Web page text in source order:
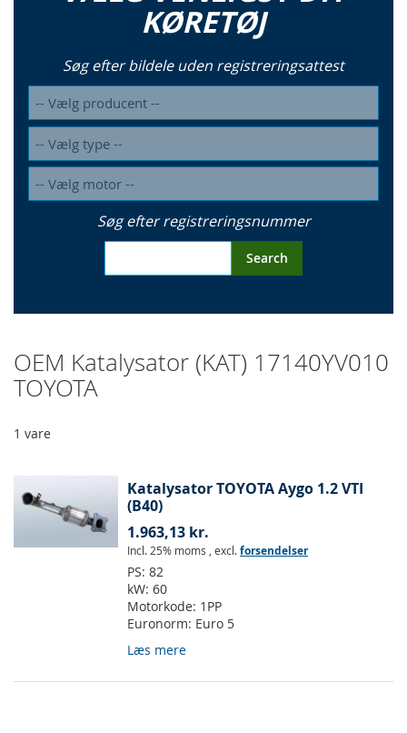
KØRETØJ
Søg efter bildele uden registreringsattest
Søg efter registreringsnummer
Search
OEM Katalysator (KAT) 17140YV010
TOYOTA
1 vare
Katalysator TOYOTA Aygo 1.2 VTI
(B40)
1.963,13 kr.
Incl. 25% moms , excl.forsendelser
PS: 82
kW: 60
Motorkode: 1PP
Euronorm: Euro 5
Læs mere